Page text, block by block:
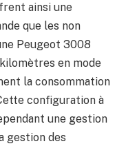
ainsi une
que les non
Peugeot 3008
en mode
la consommation
configuration à
une gestion
gestion des